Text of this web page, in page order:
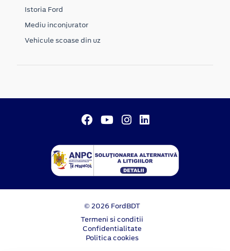
Istoria Ford
Mediu inconjurator
Vehicule scoase din uz
© 2026 FordBDT
Termeni si conditii
Confidentialitate
Politica cookies